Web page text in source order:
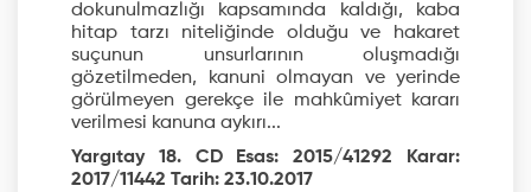
dokunulmazlığı kapsamında kaldığı, kaba
hitap tarzı niteliğinde olduğu ve hakaret
suçunun unsurlarının oluşmadığı
gözetilmeden, kanuni olmayan ve yerinde
görülmeyen gerekçe ile mahkûmiyet kararı
verilmesi kanuna aykırı...
Yargıtay 18. CD Esas: 2015/41292 Karar:
2017/11442 Tarih: 23.10.2017